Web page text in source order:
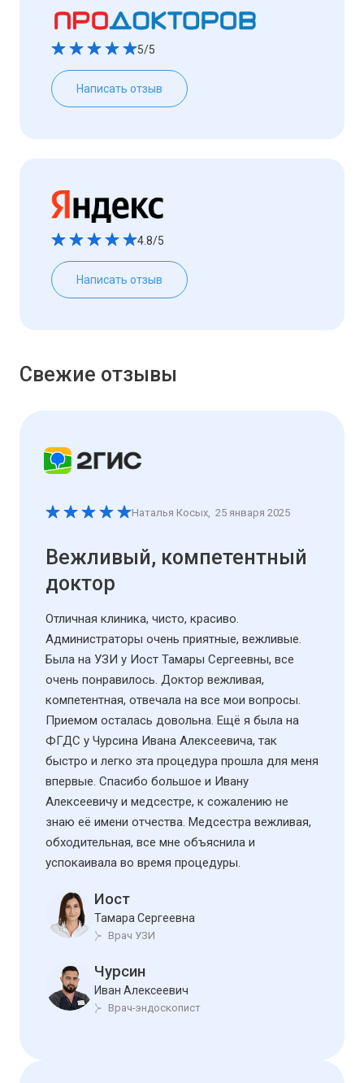
5/5
Написать отзыв
4.8/5
Написать отзыв
Свежие отзывы
Наталья Косых 25 января 2025
Вежливый, компетентный
доктор
Отличная клиника, чисто, красиво.
Администраторы очень приятные, вежливые.
Была на УЗИ у Иост Тамары Сергеевны, все
очень понравилось. Доктор вежливая,
компетентная, отвечала на все мои вопросы.
Приемом осталась довольна. Ещё я была на
ФГДС у Чурсина Ивана Алексеевича, так
быстро и легко эта процедура прошла для меня
впервые. Спасибо большое и Ивану
Алексеевичу и медсестре, к сожалению не
знаю её имени отчества. Медсестра вежливая,
обходительная, все мне объяснила и
успокаивала во время процедуры.
Иост
Тамара Сергеевна
Врач УЗИ
Чурсин
Иван Алексеевич
Врач-эндоскопист